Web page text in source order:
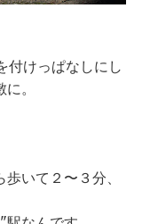
けっぱなしにし
。
いて２〜３分、